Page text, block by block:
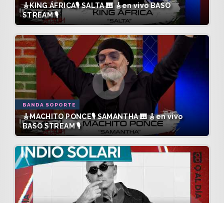
🎸KING ÁFRICA🎙️ SALTA 🎹 🎸en vivo BASO
STREAM 🎙️
BANDA SOPORTE
🎸MACHITO PONCE🎙️ SAMANTHA 🎹 🎸en vivo
BASO STREAM 🎙️